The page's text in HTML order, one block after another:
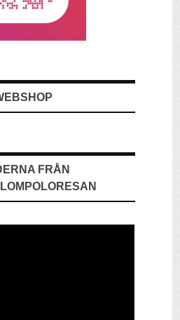
FRÅN